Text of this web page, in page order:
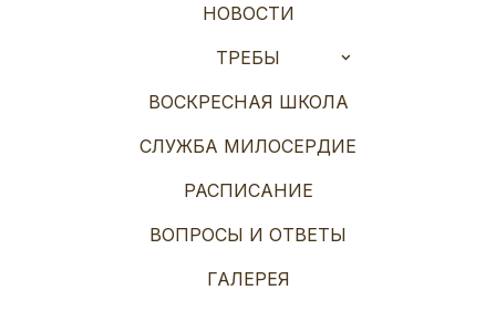
НОВОСТИ
ТРЕБЫ
ВОСКРЕСНАЯ ШКОЛА
СЛУЖБА МИЛОСЕРДИЕ
РАСПИСАНИЕ
ВОПРОСЫ И ОТВЕТЫ
ГАЛЕРЕЯ